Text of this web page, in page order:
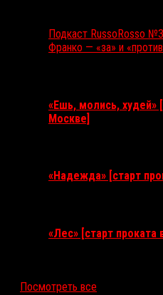
Подкаст RussoRosso
Франко — «за» и
«Ешь, молись, худей»
Москве]
«Надежда» [старт
«Лес» [старт проката
Посмотреть все